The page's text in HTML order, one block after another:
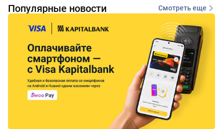
Популярные новости Смотреть еще